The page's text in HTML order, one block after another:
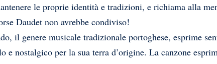
le proprie identità e tradizioni, e richiama alla
Daudet non avrebbe condiviso!
il genere musicale tradizionale portoghese, esprime
e nostalgico per la sua terra d’origine. La canzone